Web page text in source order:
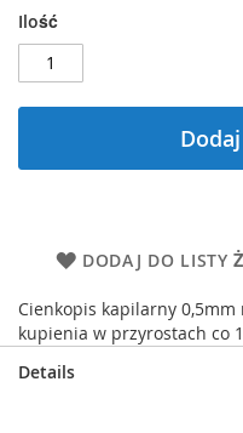
Ilość
DODAJ DO LISTY
Cienkopis kapilarny
kupienia w przyrostach co 1
Details